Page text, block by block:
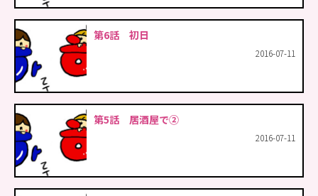
第6話 初日
2016-07-11
第5話 居酒屋で②
2016-07-11